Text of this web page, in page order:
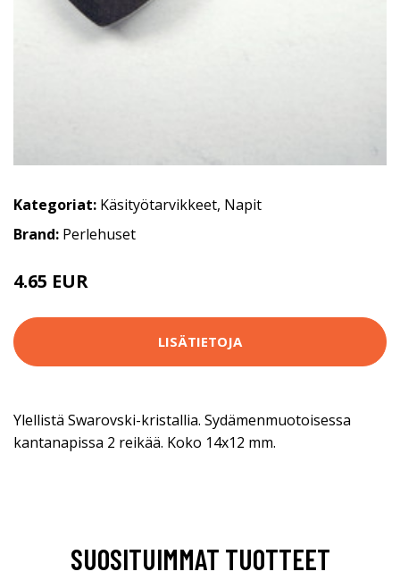
Kategoriat: Käsityötarvikkeet, Napit
Brand: Perlehuset
4.65 EUR
LISÄTIETOJA
Ylellistä Swarovski-kristallia. Sydämenmuotoisessa
kantanapissa 2 reikää. Koko 14x12 mm.
SUOSITUIMMAT TUOTTEET